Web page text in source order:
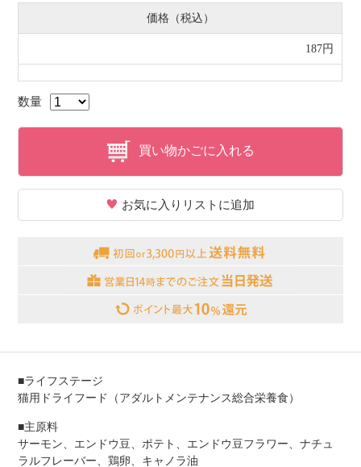
価格（税込）
187円
数量
買い物かごに入れる
お気に入りリストに追加
■ライフステージ
猫用ドライフード（アダルトメンテナンス総合栄養食）
■主原料
サーモン、エンドウ豆、ポテト、エンドウ豆フラワー、ナチュ
ラルフレーバー、鶏卵、キャノラ油